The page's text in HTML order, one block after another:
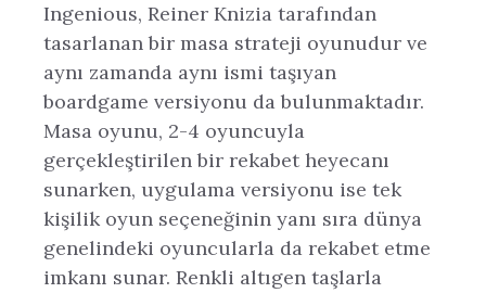
Ingenious, Reiner Knizia tarafından
tasarlanan bir masa strateji oyunudur ve
aynı zamanda aynı ismi taşıyan
boardgame versiyonu da bulunmaktadır.
Masa oyunu, 2-4 oyuncuyla
gerçekleştirilen bir rekabet heyecanı
sunarken, uygulama versiyonu ise tek
kişilik oyun seçeneğinin yanı sıra dünya
genelindeki oyuncularla da rekabet etme
imkanı sunar. Renkli altıgen taşlarla